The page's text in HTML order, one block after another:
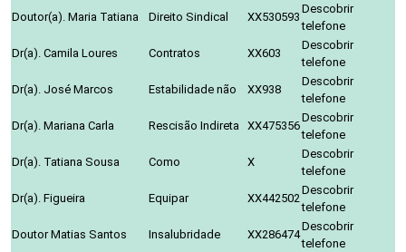
Doutor(a). Maria Tatiana
Direito Sindical XX530593
Descobrir
telefone
Dr(a). Camila Loures
Contratos XX603
Descobrir
telefone
Dr(a). José Marcos
Estabilidade não XX938
Descobrir
telefone
Dr(a). Mariana Carla
Rescisão Indireta XX475356
Descobrir
telefone
Dr(a). Tatiana Sousa
Como X
Descobrir
telefone
Dr(a). Figueira
Equipar XX442502
Descobrir
telefone
Doutor Matias Santos
Insalubridade XX286474
Descobrir
telefone